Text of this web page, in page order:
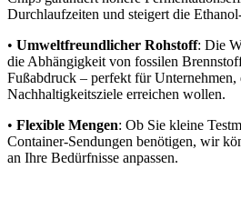
Durchlaufzeiten und steigert die
• Umweltfreundlicher Rohstoff: Die
die Abhängigkeit von fossilen
Fußabdruck – perfekt für Unternehmen,
Nachhaltigkeitsziele erreichen wollen.
• Flexible Mengen: Ob Sie kleine
Container-Sendungen benötigen, wir
an Ihre Bedürfnisse anpassen.